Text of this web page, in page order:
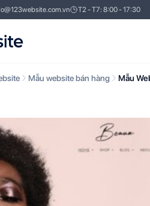
T2 - T7: 8:00 - 17:30
Mẫu website bán hàng Mẫu